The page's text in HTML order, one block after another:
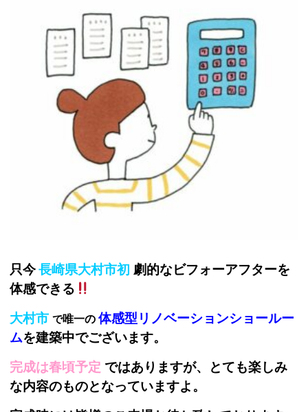
只今長崎県大村市初 劇的なビフォーアフターを
体感できる
大村市で唯一の体感型リノベーションショールー
ムを建築中でございます。
完成は春頃予定 ではありますが、
とても楽しみ
な内容のものとなっていますよ。